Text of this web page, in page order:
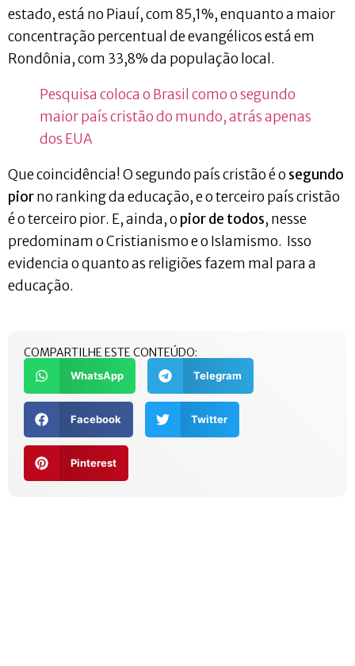
estado, está no Piauí, com 85,1%, enquanto a maior
concentração percentual de evangélicos está em
Rondônia, com 33,8% da população local.
Pesquisa coloca o Brasil como o segundo
maior país cristão do mundo, atrás apenas
dos EUA
Que coincidência! O segundo país cristão é o segundo
piorno ranking da educação, e o terceiro país cristão
é o terceiro pior. E, ainda, o pior de todos, nesse
predominam o Cristianismo e o Islamismo. Isso
evidencia o quanto as religiões fazem mal para a
educação.
COMPARTILHE ESTE CONTEÚDO:
WhatsApp Telegram
Facebook Twitter
Pinterest